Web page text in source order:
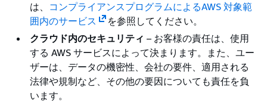
は、 コンプライアンスプログラムによるAWS 対象範
囲内のサービス
を参照してください。
クラウド内のセキュリティ – お客様の責任は、使用
する AWS サービスによって決まります。また、ユー
ザーは、データの機密性、会社の要件、適用される
法律や規制など、その他の要因についても責任を負
います。